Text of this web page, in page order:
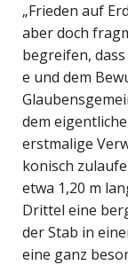
„Frieden auf
aber doch
begreifen,
e und dem
dem
erstmalige
konisch
etwa 1,20 m
Drittel eine
der Stab in
eine ganz